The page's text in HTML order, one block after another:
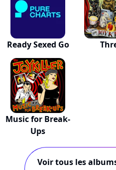
Ready Sexed Go
Music for Break-
Ups
Voir tous les